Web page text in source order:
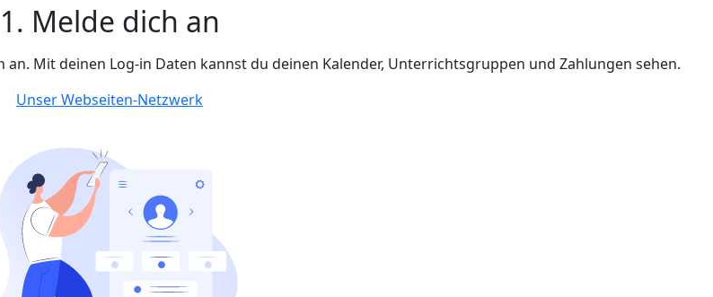
1. Melde dich an
Mit deinen Log-in Daten kannst du deinen Kalender, Unterrichtsgruppen und Zahlungen sehen.
Unser Webseiten-Netzwerk